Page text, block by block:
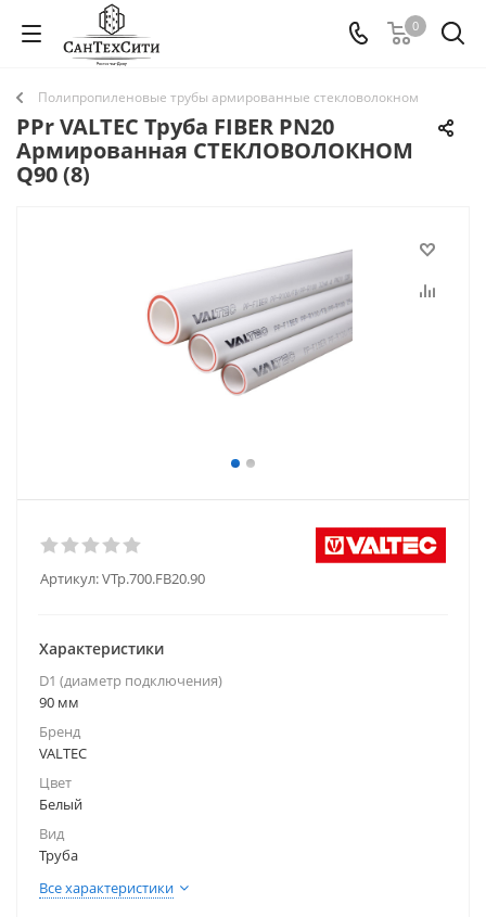
0
Полипропиленовые трубы армированные стекловолокном
PPr VALTEC Труба FIBER PN20
Армированная СТЕКЛОВОЛОКНОМ
Q90 (8)
Артикул:VTp.700.FB20.90
Характеристики
D1 (диаметр подключения)
90 мм
Бренд
VALTEC
Цвет
Белый
Вид
Труба
Все характеристики